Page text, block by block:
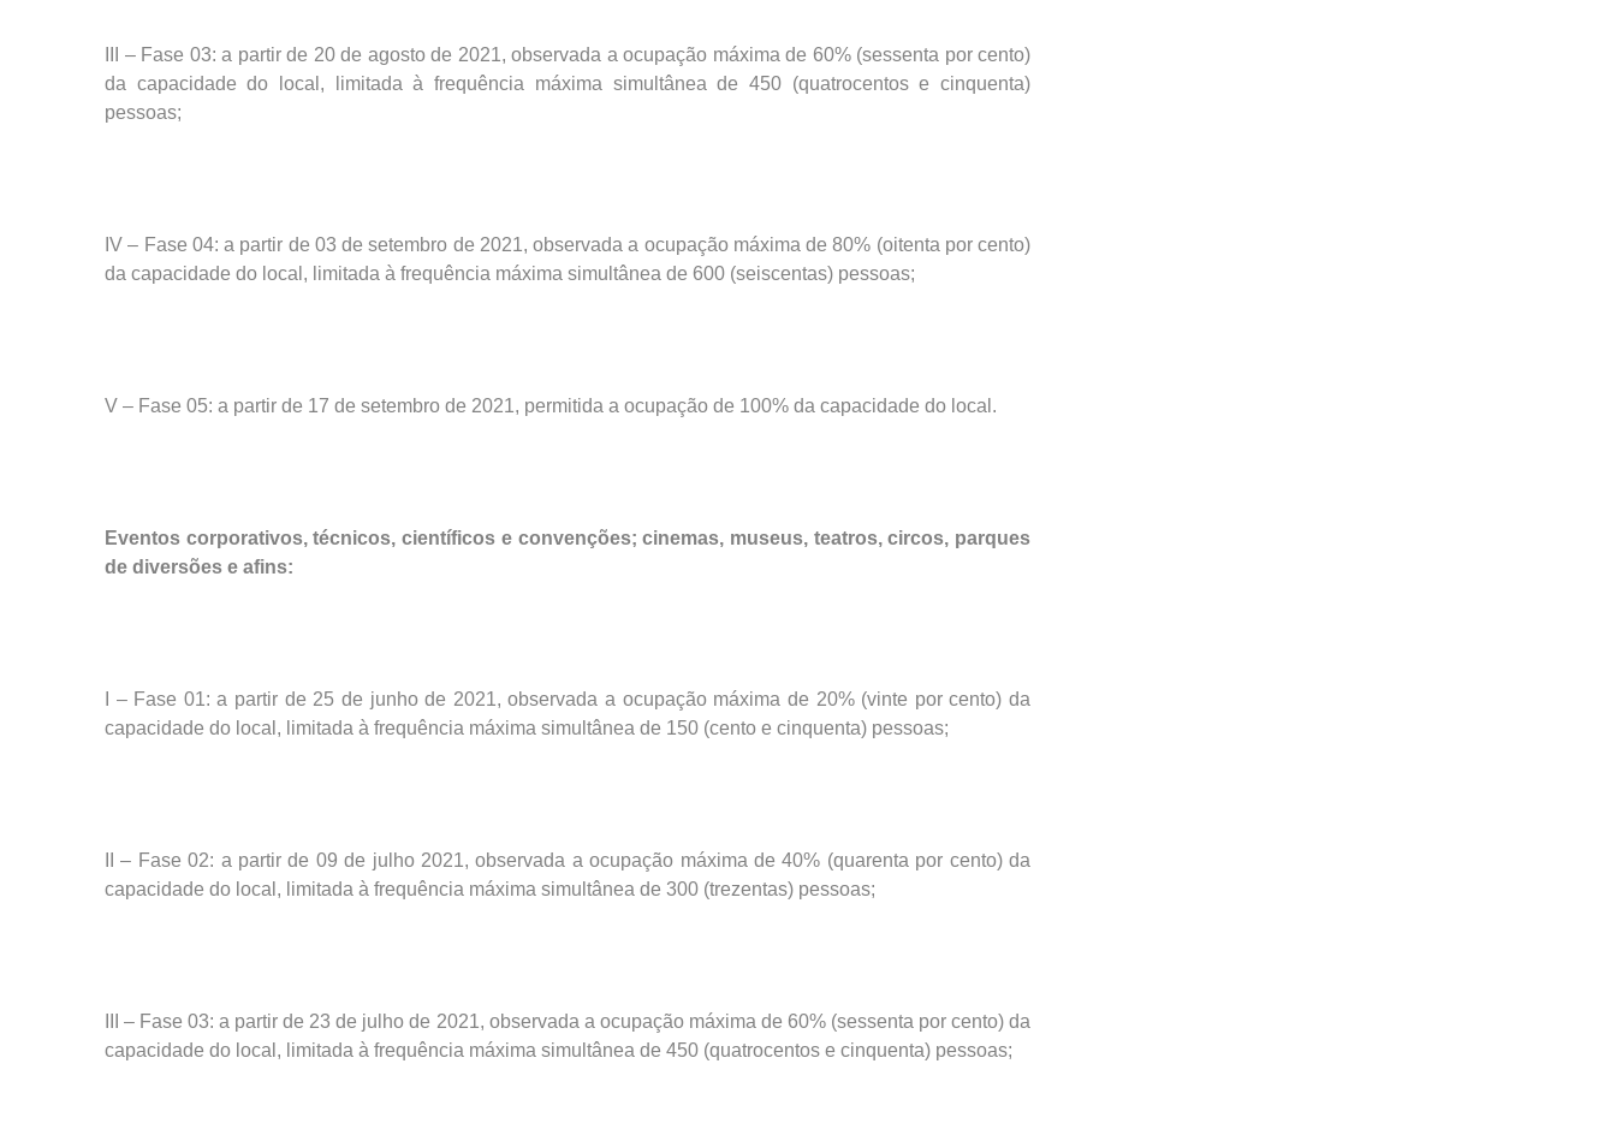
III – Fase 03: a partir de 20 de agosto de 2021, observada a ocupação máxima de 60% (sessenta por cento)
da capacidade do local, limitada à frequência máxima simultânea de 450 (quatrocentos e cinquenta)
pessoas;
IV – Fase 04: a partir de 03 de setembro de 2021, observada a ocupação máxima de 80% (oitenta por cento)
da capacidade do local, limitada à frequência máxima simultânea de 600 (seiscentas) pessoas;
V – Fase 05: a partir de 17 de setembro de 2021, permitida a ocupação de 100% da capacidade do local.
Eventos corporativos, técnicos, científicos e convenções; cinemas, museus, teatros, circos, parques
de diversões e afins:
I – Fase 01: a partir de 25 de junho de 2021, observada a ocupação máxima de 20% (vinte por cento) da
capacidade do local, limitada à frequência máxima simultânea de 150 (cento e cinquenta) pessoas;
II – Fase 02: a partir de 09 de julho 2021, observada a ocupação máxima de 40% (quarenta por cento) da
capacidade do local, limitada à frequência máxima simultânea de 300 (trezentas) pessoas;
III – Fase 03: a partir de 23 de julho de 2021, observada a ocupação máxima de 60% (sessenta por cento) da
capacidade do local, limitada à frequência máxima simultânea de 450 (quatrocentos e cinquenta) pessoas;